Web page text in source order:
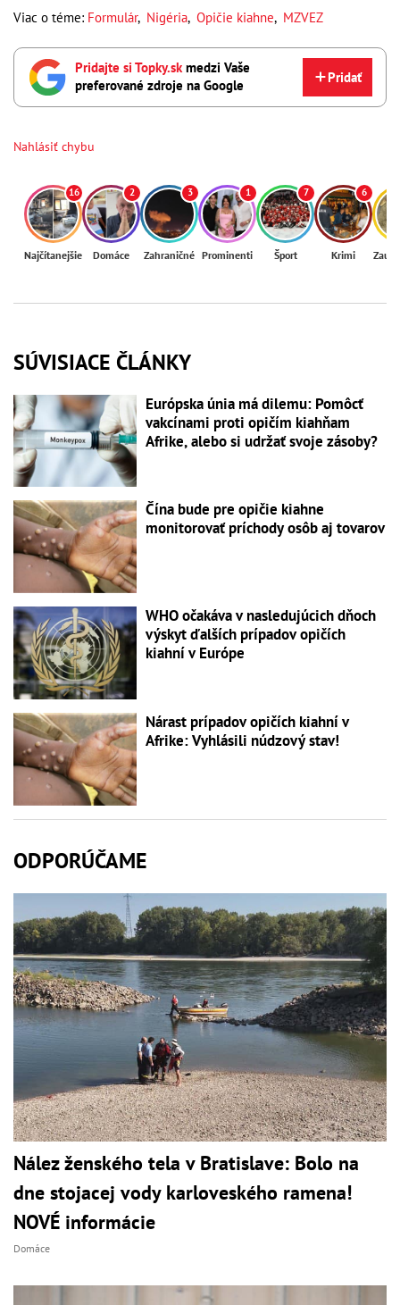
Viac o téme: Formulár, Nigéria, Opičie kiahne, MZVEZ
Pridajte si Topky.skmedzi Vaše
preferované zdroje na Google
Pridať
Nahlásiť chybu
16
Najčítanejšie
2
Domáce
3
Zahraničné
1
Prominenti
7
Šport
6
Krimi
SÚVISIACE ČLÁNKY
Európska únia má dilemu: Pomôcť
vakcínami proti opičím kiahňam
Afrike, alebo si udržať svoje zásoby?
Čína bude pre opičie kiahne
monitorovať príchody osôb aj tovarov
WHO očakáva v nasledujúcich dňoch
výskyt ďalších prípadov opičích
kiahní v Európe
Nárast prípadov opičích kiahní v
Afrike: Vyhlásili núdzový stav!
ODPORÚČAME
Nález ženského tela v Bratislave: Bolo na
dne stojacej vody karloveského ramena!
NOVÉ informácie
Domáce